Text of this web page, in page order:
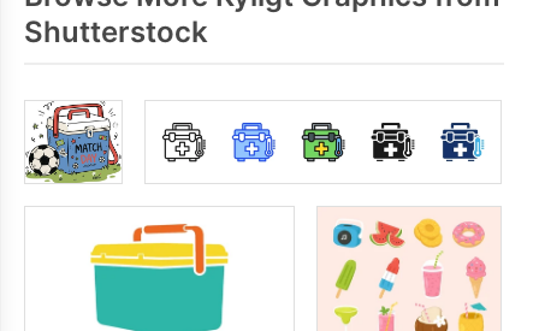
Shutterstock